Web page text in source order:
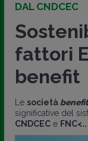
DAL CNDCEC
fattori
benefit
Le società benefit
significative del
CNDCEC e FNC<..